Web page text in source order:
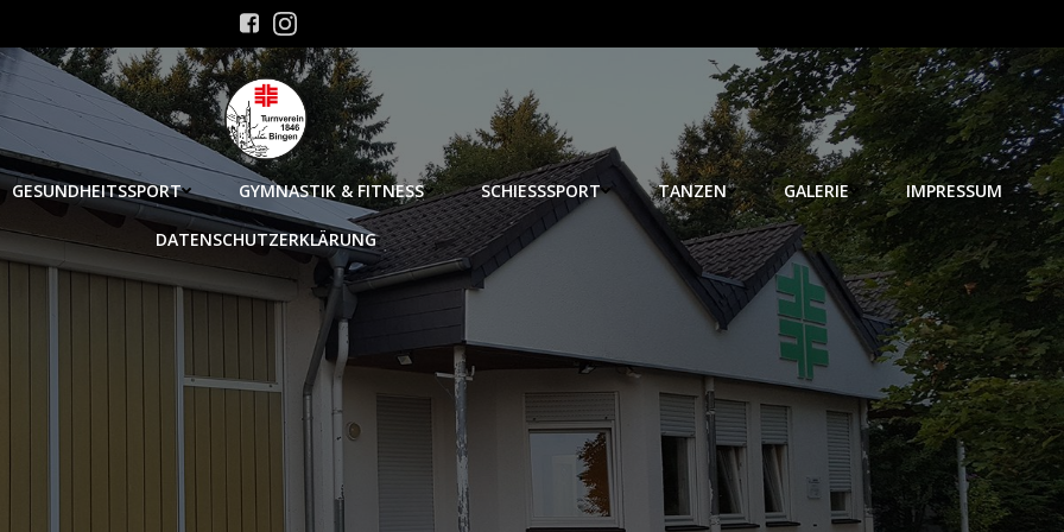
GESUNDHEITSSPORT GYMNASTIK & FITNESS SCHIESSSPORT TANZEN GALERIE IMPRESSUM
DATENSCHUTZERKLÄRUNG